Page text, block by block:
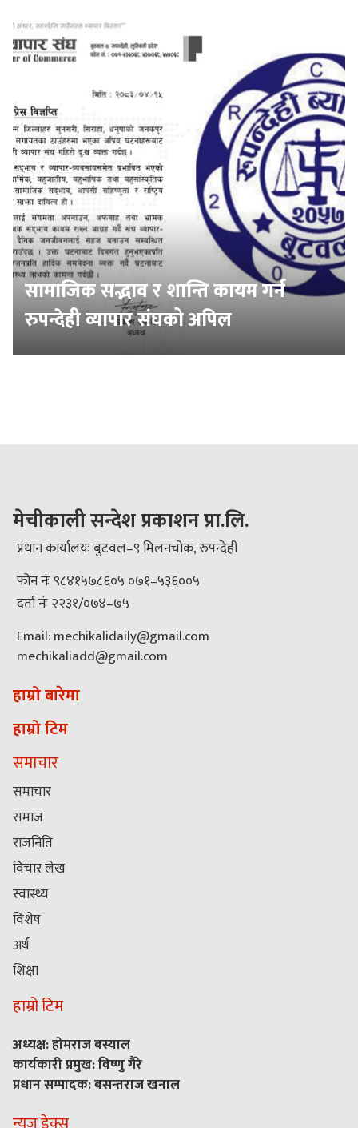
सामाजिक सद्भाव र शान्ति कायम गर्न
रुपन्देही व्यापार संघको अपिल
मेचीकाली सन्देश प्रकाशन प्रा.लि.
प्रधान कार्यालयः बुटवल–९ मिलनचोक, रुपन्देही
फोन नंः ९८४१५७८६०५ ०७१–५३६००५
दर्ता नंः २२३१/०७४–७५
Email: mechikalidaily@gmail.com
mechikaliadd@gmail.com
हाम्रो बारेमा
हाम्रो टिम
समाचार
समाचार
समाज
राजनिति
विचार लेख
स्वास्थ्य
विशेष
अर्थ
शिक्षा
हाम्रो टिम
अध्यक्ष: होमराज बस्याल
कार्यकारी प्रमुख: विष्णु गैरे
प्रधान सम्पादक: बसन्तराज खनाल